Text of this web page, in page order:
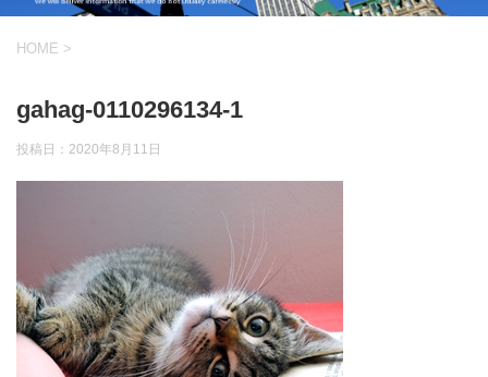
HOME >
gahag-0110296134-1
投稿日： 2020年8月11日